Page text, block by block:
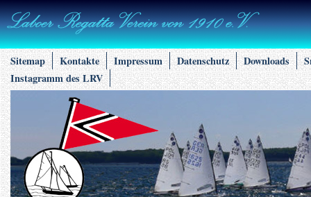
Sitemap Kontakte Impressum Datenschutz Downloads
Instagramm des LRV